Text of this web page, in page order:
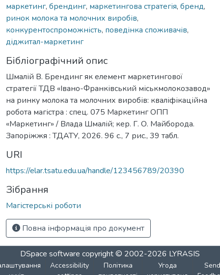
маркетинг, брендинг, маркетингова стратегія, бренд,
ринок молока та молочних виробів,
конкурентоспроможність, поведінка споживачів,
діджитал-маркетинг
Бібліографічний опис
Шмалій В. Брендинг як елемент маркетингової
стратегії ТДВ «Івано-Франківський міськмолокозавод»
на ринку молока та молочних виробів: кваліфікаційна
робота магістра : спец. 075 Маркетинг ОПП
«Маркетинг» / Влада Шмалій; кер. Г. О. Майборода.
Запоріжжя : ТДАТУ, 2026. 96 с., 7 рис., 39 табл.
URI
https://elar.tsatu.edu.ua/handle/123456789/20390
Зібрання
Магістерські роботи
Повна інформація про документ
DSpace software copyright © 2002-2026 LYRASIS
Accessibility
Політика
Угода
Send